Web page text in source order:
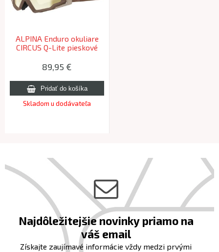
ALPINA Enduro okuliare
CIRCUS Q-Lite pieskové
89,95 €
Skladom u dodávateľa
Najdôležitejšie novinky priamo na
váš email
Získajte zaujímavé informácie vždy medzi prvými